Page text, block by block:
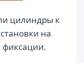
цилиндры к
на